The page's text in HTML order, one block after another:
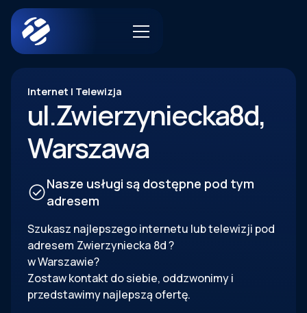
Internet | Telewizja
ul.Zwierzyniecka8d,
Warszawa
Nasze usługi są dostępne pod tym
adresem
Szukasz najlepszego internetu lub telewizji pod
adresem Zwierzyniecka 8d?
w Warszawie?
Zostaw kontakt do siebie, oddzwonimy i
przedstawimy najlepszą ofertę.